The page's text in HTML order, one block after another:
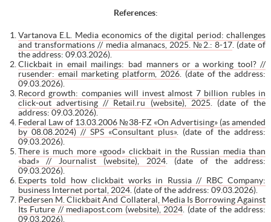
References:
Vartanova E.L. Media economics of the digital period: challenges
and transformations // media almanacs, 2025. №2.: 8-17. (date of
the address: 09.03.2026).
Clickbait in email mailings: bad manners or a working tool? //
rusender: email marketing platform, 2026 . (date of the address:
09.03.2026).
Record growth: companies will invest almost 7 billion rubles in
click-out advertising // Retail.ru (website), 2025 . (date of the
address: 09.03.2026).
Federal Law of 13.03.2006 №38-FZ «On Advertising» (as amended
by 08.08.2024) // SPS «Consultant plus». (date of the address:
09.03.2026).
There is much more «good» clickbait in the Russian media than
«bad» // Journalist (website), 2024. (date of the address:
09.03.2026).
Experts told how clickbait works in Russia // RBC Company:
business Internet portal, 2024. (date of the address: 09.03.2026).
Pedersen M. Clickbait And Collateral, Media Is Borrowing Against
Its Future // mediapost.com (website), 2024 . (date of the address:
09.03.2026).